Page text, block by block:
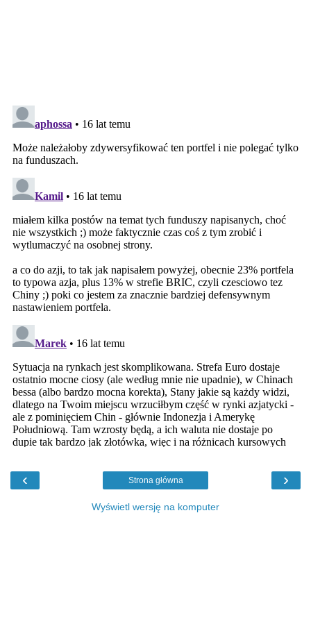
‹ ›
Strona główna
Wyświetl wersję na komputer